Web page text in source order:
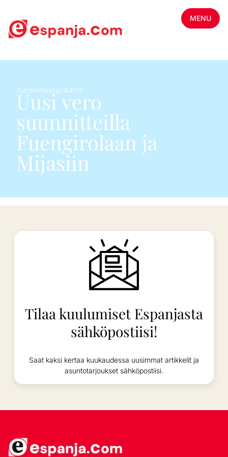
MENU
Ajankohtaista7.6.2017
Uusi vero
suunnitteilla
Fuengirolaan ja
Mijasiin
Tilaa kuulumiset Espanjasta
sähköpostiisi!
Saat kaksi kertaa kuukaudessa uusimmat artikkelit ja
asuntotarjoukset sähköpostiisi.